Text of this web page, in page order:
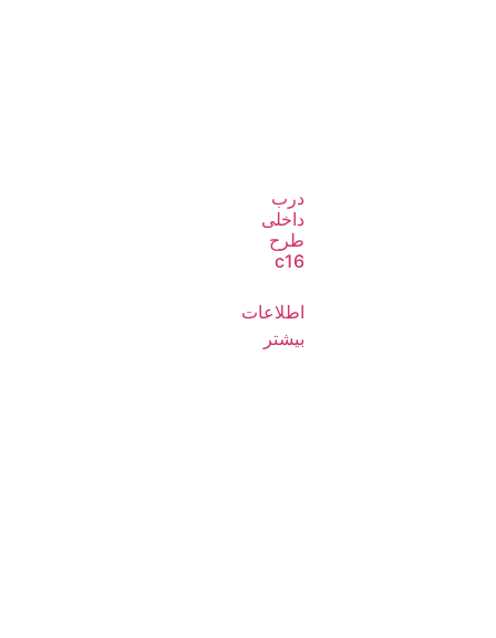
درب
داخلی
طرح
c16
اطلاعات
بیشتر